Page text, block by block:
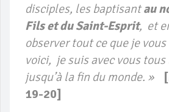
disciples, les baptisantau
Fils et du Saint-Esprit, et
observer tout ce que je
voici, je suis avec vous tous
jusqu’à la fin du monde. »
19-20]